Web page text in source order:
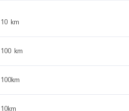
10 km
100 km
100km